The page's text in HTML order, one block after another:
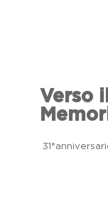
Verso